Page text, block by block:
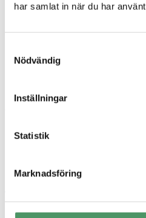
har samlat in när du har
Nödvändig
Inställningar
Statistik
Marknadsföring
Offertförfrågan
Våra produkter